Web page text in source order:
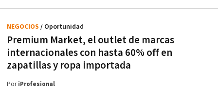
Premium Market, el outlet de marcas
internacionales con hasta 60% off en
zapatillas y ropa importada
NEGOCIOS / Oportunidad
PoriProfesional